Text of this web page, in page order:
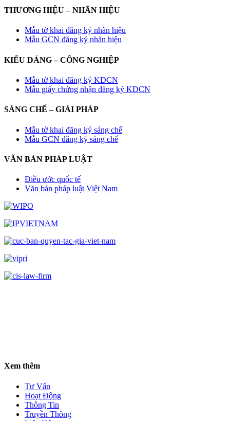
THƯƠNG HIỆU – NHÃN HIỆU
Mẫu tờ khai đăng ký nhãn hiệu
Mẫu GCN đăng ký nhãn hiệu
KIỂU DÁNG – CÔNG NGHIỆP
Mẫu tờ khai đăng ký KDCN
Mẫu giấy chứng nhận đăng ký KDCN
SÁNG CHẾ – GIẢI PHÁP
Mẫu tờ khai đăng ký sáng chế
Mẫu GCN đăng ký sáng chế
VĂN BẢN PHÁP LUẬT
Điều ước quốc tế
Văn bản pháp luật Việt Nam
Xem thêm
Tư Vấn
Hoạt Động
Thông Tin
Truyền Thông